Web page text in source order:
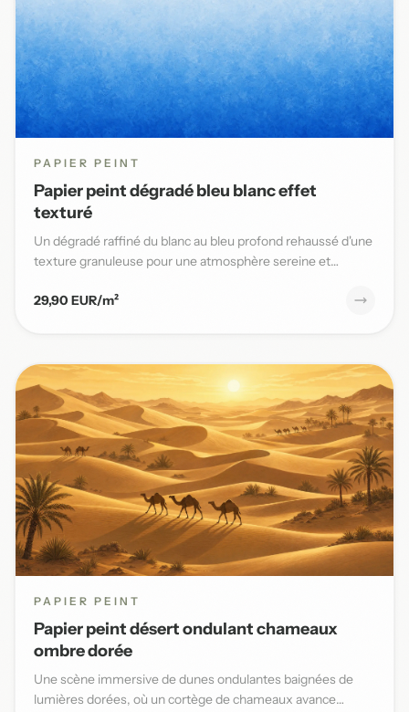
PAPIER PEINT
Papier peint dégradé bleu blanc effet
texturé
Un dégradé raffiné du blanc au bleu profond rehaussé d'une
texture granuleuse pour une atmosphère sereine et
29,90 EUR/m²
PAPIER PEINT
Papier peint désert ondulant chameaux
ombre dorée
Une scène immersive de dunes ondulantes baignées de
lumières dorées, où un cortège de chameaux avance